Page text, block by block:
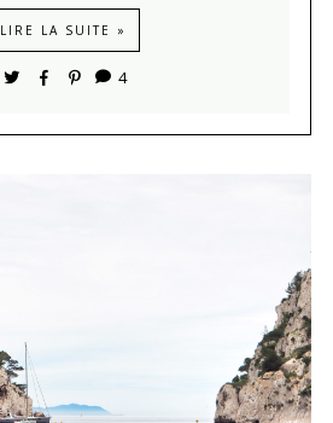
LIRE LA SUITE »
4